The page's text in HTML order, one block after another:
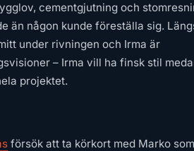
cementgjutning och
än någon kunde föreställa sig.
under rivningen och Irma är
– Irma vill ha finsk stil
projektet.
försök att ta körkort med Marko som